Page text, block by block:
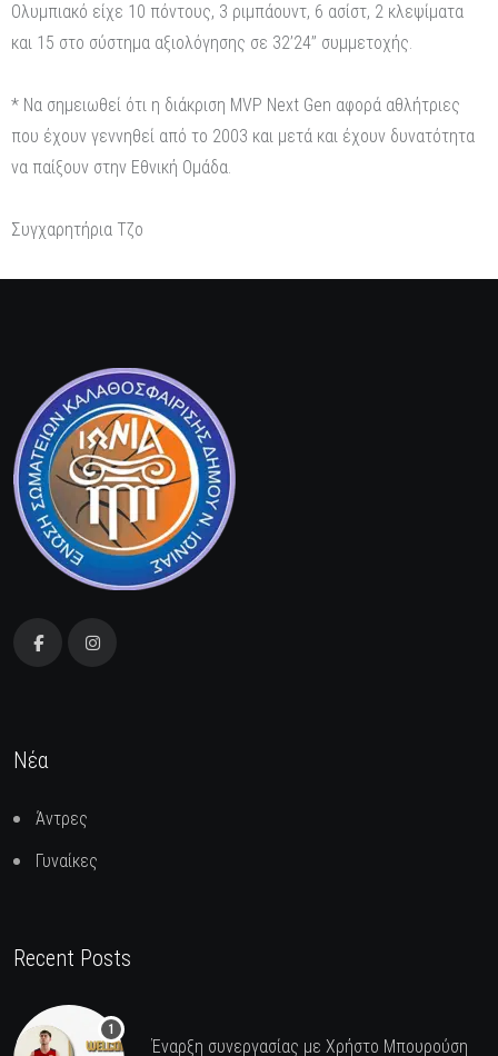
Ολυμπιακό είχε 10 πόντους, 3 ριμπάουντ, 6 ασίστ, 2 κλεψίματα
και 15 στο σύστημα αξιολόγησης σε 32’24’’ συμμετοχής.
* Να σημειωθεί ότι η διάκριση MVP Next Gen αφορά αθλήτριες
που έχουν γεννηθεί από το 2003 και μετά και έχουν δυνατότητα
να παίξουν στην Εθνική Ομάδα.
Συγχαρητήρια Τζο
Νέα
Άντρες
Γυναίκες
Recent Posts
Έναρξη συνεργασίας με Χρήστο Μπουρούση